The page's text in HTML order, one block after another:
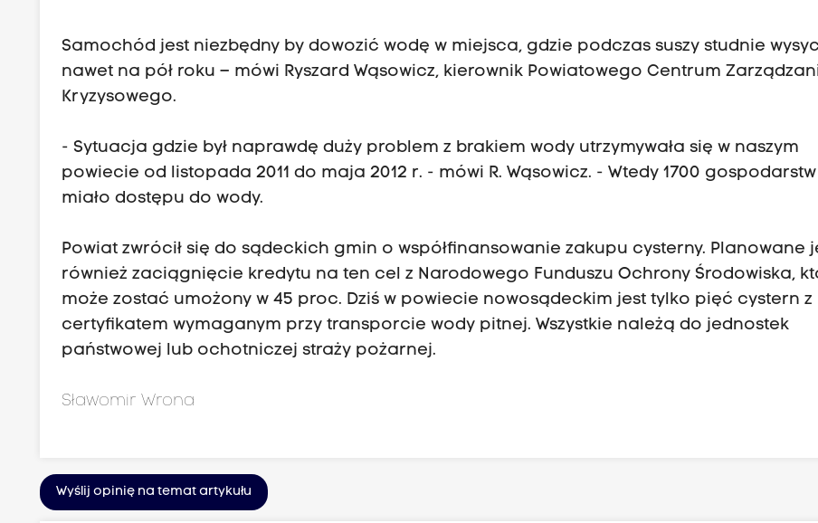
Samochód jest niezbędny by dowozić wodę w miejsca, gdzie podczas suszy studnie
nawet na pół roku – mówi Ryszard Wąsowicz, kierownik Powiatowego Centrum
Kryzysowego.
- Sytuacja gdzie był naprawdę duży problem z brakiem wody utrzymywała się w naszym
powiecie od listopada 2011 do maja 2012 r. - mówi R. Wąsowicz. - Wtedy 1700
miało dostępu do wody.
Powiat zwrócił się do sądeckich gmin o współfinansowanie zakupu cysterny. Planowane
również zaciągnięcie kredytu na ten cel z Narodowego Funduszu Ochrony Środowiska,
może zostać umożony w 45 proc. Dziś w powiecie nowosądeckim jest tylko pięć cystern z
certyfikatem wymaganym przy transporcie wody pitnej. Wszystkie należą do jednostek
państwowej lub ochotniczej straży pożarnej.
Sławomir Wrona
Wyślij opinię na temat artykułu